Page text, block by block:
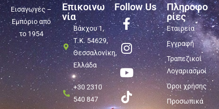
Εισαγωγές –
Εμπόριο από
το 1954
Επικοινω
νία
Βάκχου 1,
Τ.Κ. 54629,
Θεσσαλονίκη,
Ελλάδα
+30 2310
540 847
Follow Us
Πληροφο
ρίες
Εταιρεία
Εγγραφή
Τραπεζικοί
Λογαριασμοί
Όροι χρήσης
Προσωπικά